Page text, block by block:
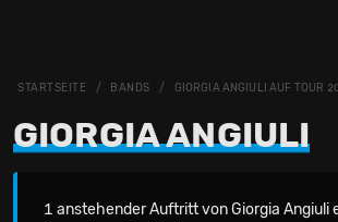
STARTSEITE BANDS GIORGIA ANGIULI AUF TOUR
GIORGIA ANGIULI
1 anstehender Auftritt von Giorgia Angiuli